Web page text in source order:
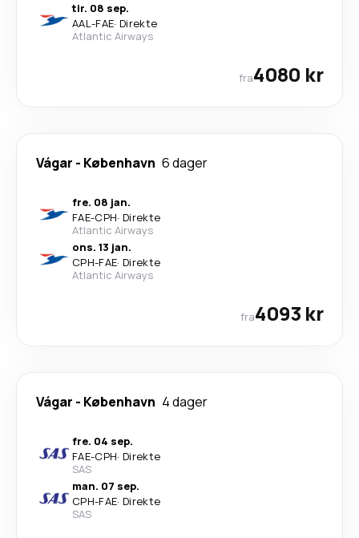
tir. 08 sep.
AAL-FAE· Direkte
Atlantic Airways
fra4080 kr
Vágar - København 6 dager
fre. 08 jan.
FAE-CPH· Direkte
Atlantic Airways
ons. 13 jan.
CPH-FAE· Direkte
Atlantic Airways
fra4093 kr
Vágar - København 4 dager
fre. 04 sep.
FAE-CPH· Direkte
SAS
man. 07 sep.
CPH-FAE· Direkte
SAS